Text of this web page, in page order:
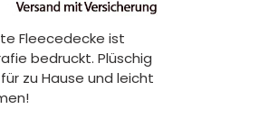
Fleecedecke ist
bedruckt. Plüschig
zu Hause und leicht